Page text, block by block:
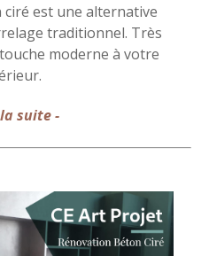
ciré est une alternative
traditionnel. Très
moderne à votre
suite -